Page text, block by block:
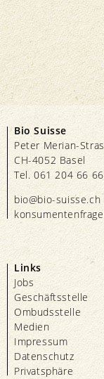
Bio Suisse
Peter Merian-
CH-4052 Basel
Tel. 061 204 66 66
bio@bio-suisse.ch
Links
Jobs
Geschäftsstelle
Ombudsstelle
Medien
Impressum
Datenschutz
Privatsphäre